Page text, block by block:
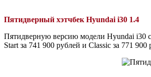
Пятидверный хэтчбек Hyundai i30 1.4
Пятидверную версию модели Hyundai i30
Start за 741 900 рублей и Classic за 771 900